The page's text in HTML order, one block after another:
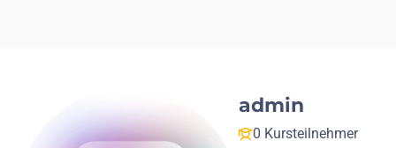
admin
0 Kursteilnehmer